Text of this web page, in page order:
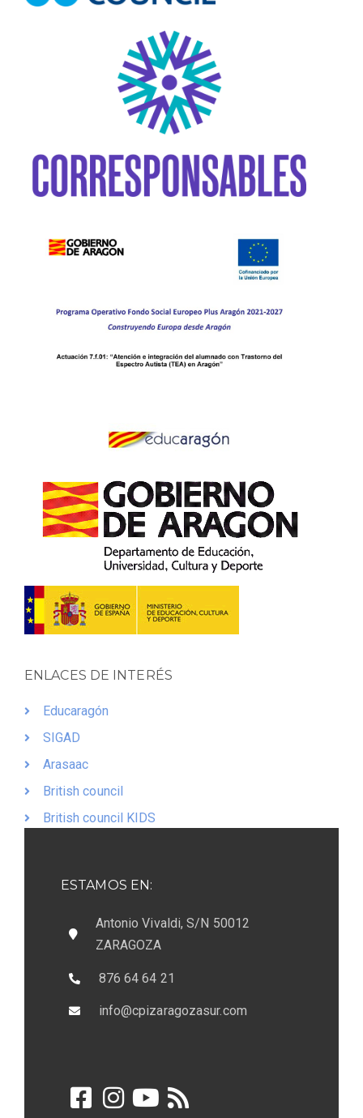
ENLACES DE INTERÉS
Educaragón
SIGAD
Arasaac
British council
British council KIDS
ESTAMOS EN:
Antonio Vivaldi, S/N 50012
ZARAGOZA
876 64 64 21
info@cpizaragozasur.com